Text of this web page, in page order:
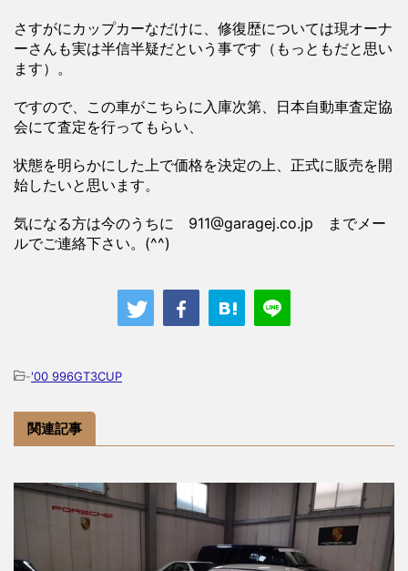
さすがにカップカーなだけに、修復歴については現オーナ
ーさんも実は半信半疑だという事です（もっともだと思い
ます）。
ですので、この車がこちらに入庫次第、日本自動車査定協
会にて査定を行ってもらい、
状態を明らかにした上で価格を決定の上、正式に販売を開
始したいと思います。
気になる方は今のうちに 911@garagej.co.jp までメー
ルでご連絡下さい。(^^)
-'00 996GT3CUP
関連記事